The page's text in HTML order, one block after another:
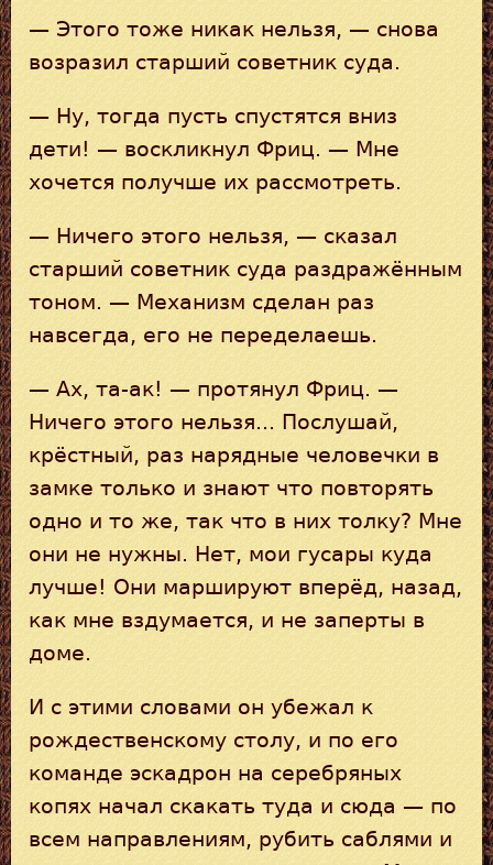
— Этого тоже никак нельзя, — снова
возразил старший советник суда.
— Ну, тогда пусть спустятся вниз
дети! — воскликнул Фриц. — Мне
хочется получше их рассмотреть.
— Ничего этого нельзя, — сказал
старший советник суда раздражённым
тоном. — Механизм сделан раз
навсегда, его не переделаешь.
— Ах, та-ак! — протянул Фриц. —
Ничего этого нельзя... Послушай,
крёстный, раз нарядные человечки в
замке только и знают что повторять
одно и то же, так что в них толку? Мне
они не нужны. Нет, мои гусары куда
лучше! Они маршируют вперёд, назад,
как мне вздумается, и не заперты в
доме.
И с этими словами он убежал к
рождественскому столу, и по его
команде эскадрон на серебряных
копях начал скакать туда и сюда — по
всем направлениям, рубить саблями и